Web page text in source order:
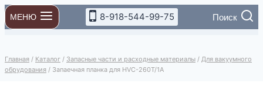
Перейти
к
содержимому
МЕНЮ 8-918-544-99-75 Поиск
Главная / Каталог / Запасные части и расходные материалы / Для вакуумного
обрудования / Запаечная планка для HVC-260T/1A